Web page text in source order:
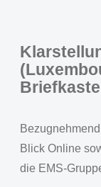
Blick Online
die EMS-